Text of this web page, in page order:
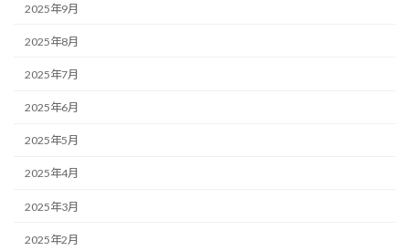
2025年9月
2025年8月
2025年7月
2025年6月
2025年5月
2025年4月
2025年3月
2025年2月